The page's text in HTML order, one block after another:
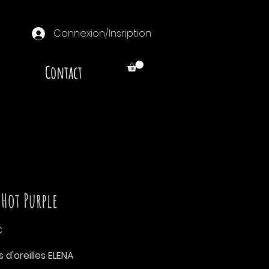
Connexion/Insription
Contact
Hot Purple
d'oreilles ELENA